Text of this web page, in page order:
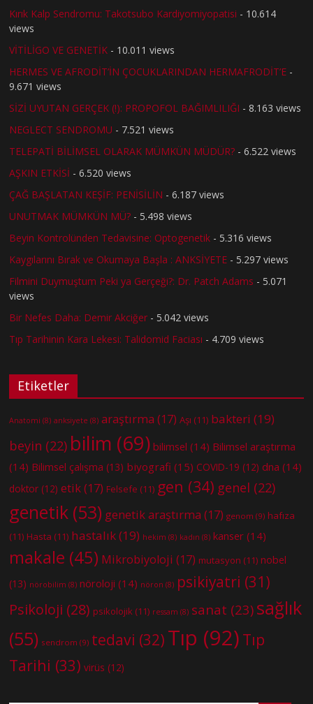
Kırık Kalp Sendromu: Takotsubo Kardiyomiyopatisi - 10.614
views
VİTİLİGO VE GENETİK - 10.011 views
HERMES VE AFRODİT’İN ÇOCUKLARINDAN HERMAFRODİT’E -
9.671 views
SİZİ UYUTAN GERÇEK (!): PROPOFOL BAĞIMLILIĞI - 8.163 views
NEGLECT SENDROMU - 7.521 views
TELEPATİ BİLİMSEL OLARAK MÜMKÜN MÜDÜR? - 6.522 views
AŞKIN ETKİSİ - 6.520 views
ÇAĞ BAŞLATAN KEŞİF: PENİSİLİN - 6.187 views
UNUTMAK MÜMKÜN MÜ? - 5.498 views
Beyin Kontrolünden Tedavisine: Optogenetik - 5.316 views
Kaygılarını Bırak ve Okumaya Başla : ANKSİYETE - 5.297 views
Filmini Duymuştum Peki ya Gerçeği?: Dr. Patch Adams - 5.071
views
Bir Nefes Daha: Demir Akciğer - 5.042 views
Tıp Tarihinin Kara Lekesi: Talidomid Faciası - 4.709 views
Etiketler
Anatomi (8) anksiyete (8) araştırma (17) Aşı (11) bakteri (19)
beyin (22) bilim (69) bilimsel (14) Bilimsel araştırma
(14) Bilimsel çalışma (13) biyografi (15) COVID-19 (12) dna (14)
doktor (12) etik(17) Felsefe (11) gen (34) genel (22)
genetik (53) genetik araştırma (17) genom (9) hafıza
(11) Hasta (11) hastalık(19) hekim (8) kadın (8) kanser (14)
makale (45) Mikrobiyoloji (17) mutasyon (11) nobel
(13) nörobilim (8) nöroloji (14) nöron (8) psikiyatri (31)
Psikoloji (28) psikolojik (11) ressam (8) sanat (23) sağlık
(55) sendrom (9) tedavi (32) Tıp (92) Tıp
Tarihi (33) virüs (12)